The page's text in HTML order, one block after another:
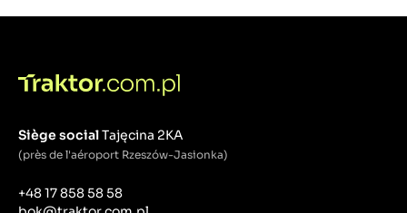
Siège socialTajęcina 2KA
(près de l'aéroport Rzeszów-Jasionka)
+48 17 858 58 58